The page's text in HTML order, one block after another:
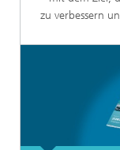
zu verbessern